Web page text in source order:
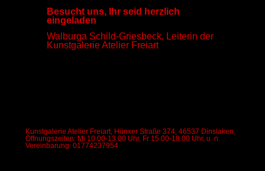
Besucht uns, Ihr seid herzlich
eingeladen
Walburga Schild-Griesbeck, Leiterin der
Kunstgalerie Atelier Freiart
Kunstgalerie Atelier Freiart, Hünxer Straße 374, 46537 Dinslaken,
Öffnungszeiten: Mi 10.00-13.00 Uhr, Fr 15.00-18.00 Uhr, u. n.
Vereinbarung: 01774237954